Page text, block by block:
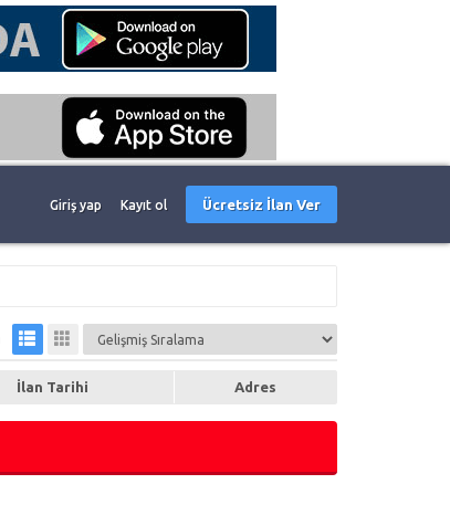
Giriş yap Kayıt ol Ücretsiz İlan Ver
İlan Tarihi Adres